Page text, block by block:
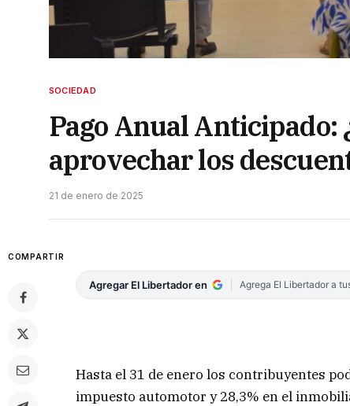
SOCIEDAD
Pago Anual Anticipado:
aprovechar los
21 de enero de 2025
COMPARTIR
Agregar El Libertador en Agrega El Libertador a
Hasta el 31 de enero los contribuyentes
impuesto automotor y 28,3% en el